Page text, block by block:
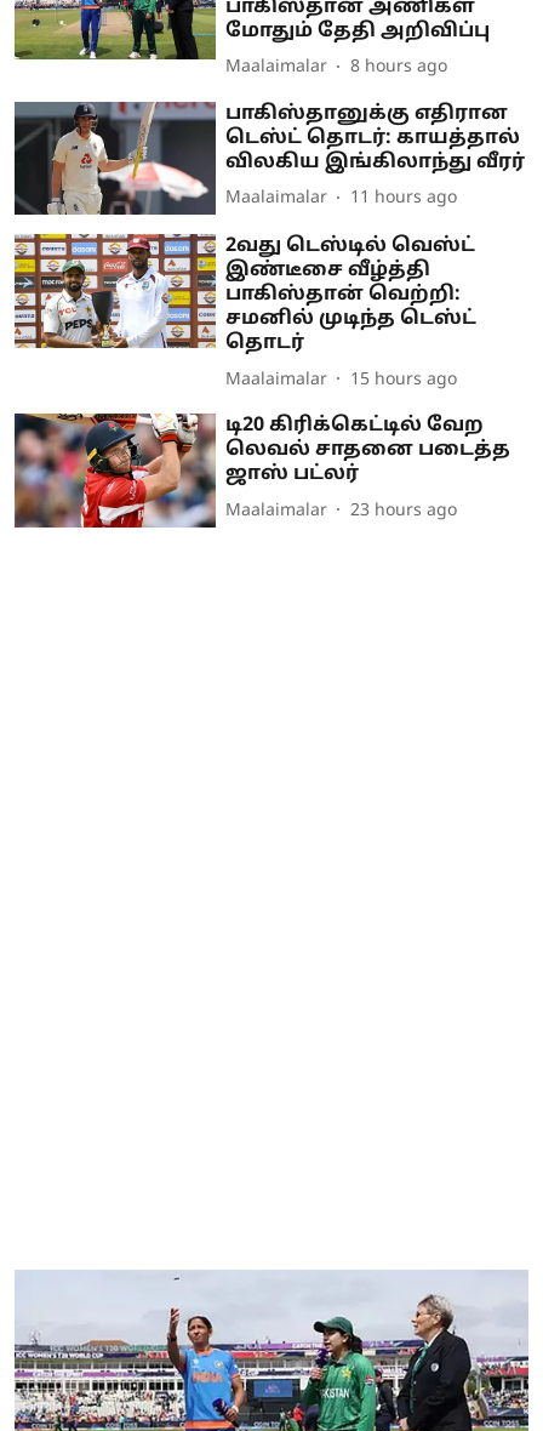
பாகிஸ்தான் அணிகள்
மோதும் தேதி அறிவிப்பு
Maalaimalar 8 hours ago
பாகிஸ்தானுக்கு எதிரான
டெஸ்ட் தொடர்: காயத்தால்
விலகிய இங்கிலாந்து வீரர்
Maalaimalar 11 hours ago
2வது டெஸ்டில் வெஸ்ட்
இண்டீசை வீழ்த்தி
பாகிஸ்தான் வெற்றி:
சமனில் முடிந்த டெஸ்ட்
தொடர்
Maalaimalar 15 hours ago
டி20 கிரிக்கெட்டில் வேற
லெவல் சாதனை படைத்த
ஜாஸ் பட்லர்
Maalaimalar 23 hours ago